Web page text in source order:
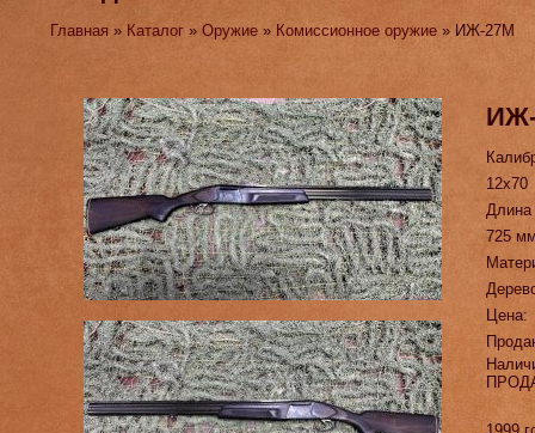
Главная » Каталог »Оружие » Комиссионное оружие » ИЖ-27М
12х70
725
Цена: